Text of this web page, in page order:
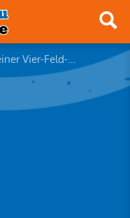
Neubau einer Vier-Feld-Sporthalle